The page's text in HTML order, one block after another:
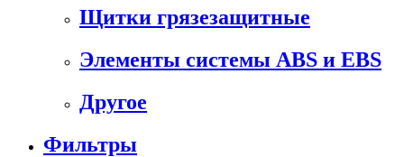
Щитки грязезащитные
Элементы системы ABS и EBS
Другое
Фильтры